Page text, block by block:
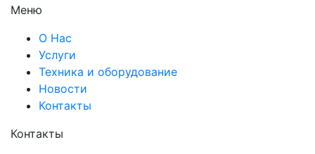
Меню
О Нас
Услуги
Техника и оборудование
Новости
Контакты
Контакты